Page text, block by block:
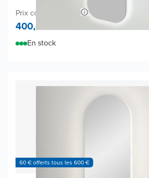
Prix conseillé 840,-
400,-
En stock
60 € offerts tous les 600 €